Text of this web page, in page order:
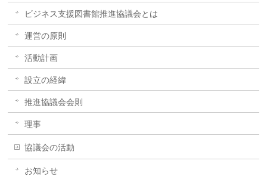
ビジネス支援図書館推進協議会とは
運営の原則
活動計画
設立の経緯
推進協議会会則
理事
協議会の活動
お知らせ